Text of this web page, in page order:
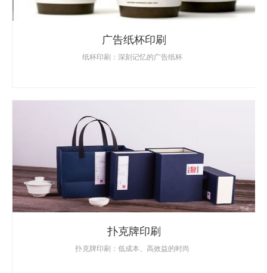
广告纸杯印刷
纸杯印刷：深刻记忆的广告纸杯
扑克牌印刷
扑克牌印刷：低成本、高效益的时尚